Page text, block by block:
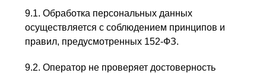
9.1. Обработка персональных данных
осуществляется с соблюдением принципов и
правил, предусмотренных 152-ФЗ.
9.2. Оператор не проверяет достоверность